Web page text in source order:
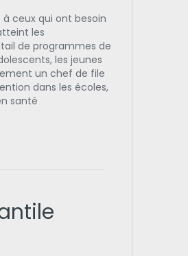
à ceux qui ont besoin
les
de programmes de
les jeunes
un chef de file
dans les écoles,
santé